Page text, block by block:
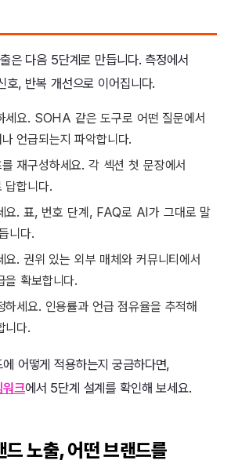
다음 5단계로 만듭니다. 측정에서
호, 반복 개선으로 이어집니다.
세요. SOHA 같은 도구로 어떤 질문에서
언급되는지 파악합니다.
재구성하세요. 각 섹션 첫 문장에서
답합니다.
요. 표, 번호 단계, FAQ로 AI가 그대로 말
니다.
요. 권위 있는 외부 매체와 커뮤니티에서
을 확보합니다.
하세요. 인용률과 언급 점유율을 추적해
니다.
어떻게 적용하는지 궁금하다면,
크에서 5단계 설계를 확인해 보세요.
노출, 어떤 브랜드를